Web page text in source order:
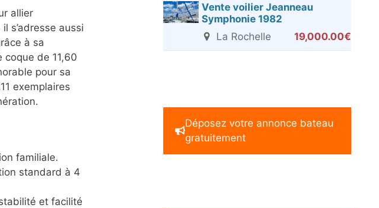
allier
s’adresse aussi
à sa
de 11,60
pour sa
exemplaires
familiale.
standard à 4
et facilité
Vente voilier Jeanneau
Symphonie 1982
La Rochelle
19,000.00€
Déposez votre annonce bateau
gratuitement